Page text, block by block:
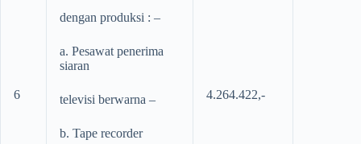
6
dengan produksi : –
a. Pesawat penerima
siaran
televisi berwarna –
b. Tape recorder
4.264.422,-